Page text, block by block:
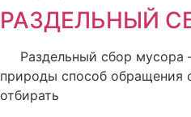
РАЗДЕЛЬНЫЙ
Раздельный сбор мусора
природы способ обращения
отбирать